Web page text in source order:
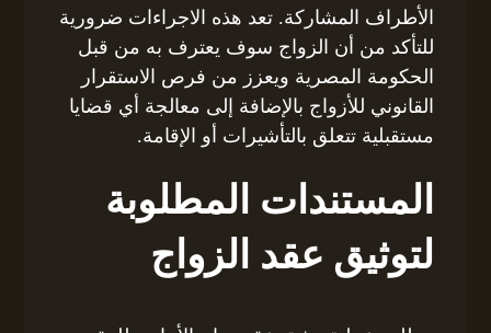
الأطراف المشاركة. تعد هذه الاجراءات ضرورية
للتأكد من أن الزواج سوف يعترف به من قبل
الحكومة المصرية ويعزز من فرص الاستقرار
القانوني للأزواج بالإضافة إلى معالجة أي قضايا
مستقبلية تتعلق بالتأشيرات أو الإقامة.
المستندات المطلوبة
لتوثيق عقد الزواج